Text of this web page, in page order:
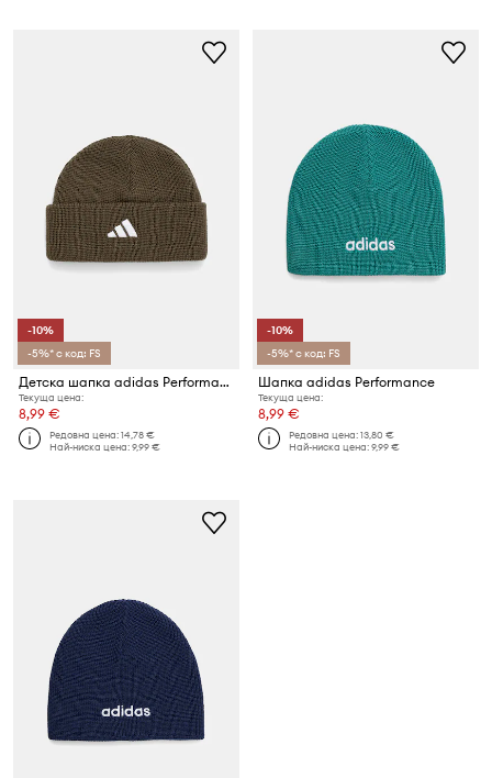
-10%
-5%* с код: FS
Детска шапка adidas Performance
Текуща цена:
8,99 €
Редовна цена:14,78 €
Най-ниска цена:9,99 €
-10%
-5%* с код: FS
Шапка adidas Performance
Текуща цена:
8,99 €
Редовна цена:13,80 €
Най-ниска цена:9,99 €